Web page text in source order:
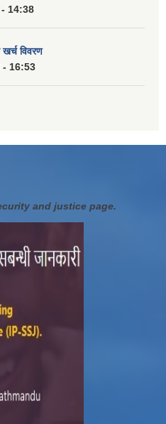
14:38
विवरण
- 16:53
and justice page.